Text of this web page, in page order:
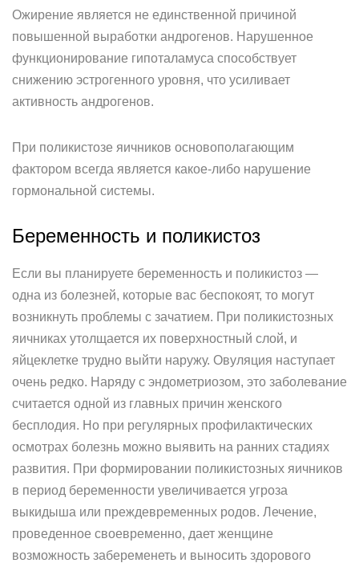
Ожирение является не единственной причиной
повышенной выработки андрогенов. Нарушенное
функционирование гипоталамуса способствует
снижению эстрогенного уровня, что усиливает
активность андрогенов.
При поликистозе яичников основополагающим
фактором всегда является какое-либо нарушение
гормональной системы.
Беременность и поликистоз
Если вы планируете беременность и поликистоз —
одна из болезней, которые вас беспокоят, то могут
возникнуть проблемы с зачатием. При поликистозных
яичниках утолщается их поверхностный слой, и
яйцеклетке трудно выйти наружу. Овуляция наступает
очень редко. Наряду с эндометриозом, это заболевание
считается одной из главных причин женского
бесплодия. Но при регулярных профилактических
осмотрах болезнь можно выявить на ранних стадиях
развития. При формировании поликистозных яичников
в период беременности увеличивается угроза
выкидыша или преждевременных родов. Лечение,
проведенное своевременно, дает женщине
возможность забеременеть и выносить здорового